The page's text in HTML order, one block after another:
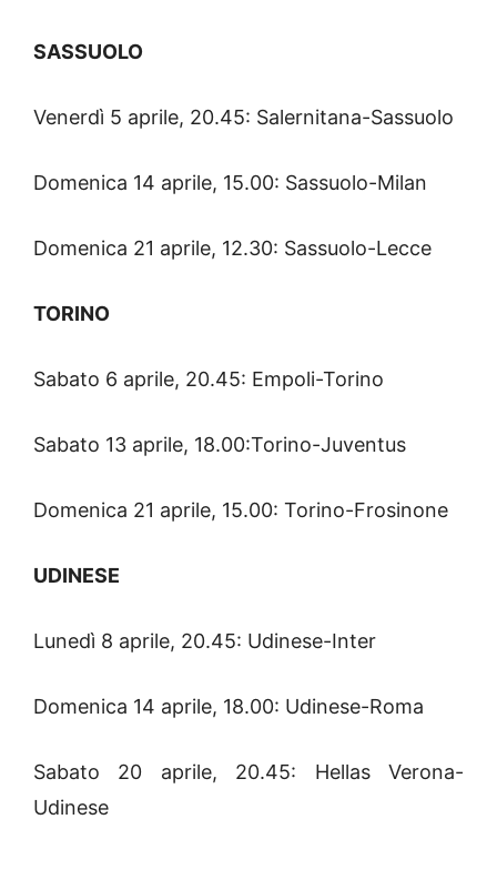
SASSUOLO
Venerdì 5 aprile, 20.45: Salernitana-Sassuolo
Domenica 14 aprile, 15.00: Sassuolo-Milan
Domenica 21 aprile, 12.30: Sassuolo-Lecce
TORINO
Sabato 6 aprile, 20.45: Empoli-Torino
Sabato 13 aprile, 18.00:Torino-Juventus
Domenica 21 aprile, 15.00: Torino-Frosinone
UDINESE
Lunedì 8 aprile, 20.45: Udinese-Inter
Domenica 14 aprile, 18.00: Udinese-Roma
Sabato 20 aprile, 20.45: Hellas Verona-
Udinese